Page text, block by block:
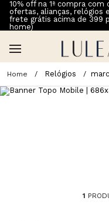
10% off na 1ª compra
ofertas, alianças, relógios
frete grátis acima de 399
home)
Relógios
1